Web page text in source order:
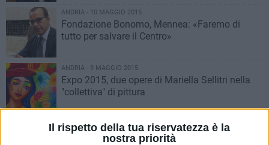
Il rispetto della tua riservatezza è la
nostra priorità
ANDRIA - 10 MAGGIO 2015
Fondazione Bonomo, Mennea: «Faremo di
tutto per salvare il Centro»
ANDRIA - 9 MAGGIO 2015
Expo 2015, due opere di Mariella Sellitri nella
"collettiva" di pittura
ANDRIA - 9 MAGGIO 2015
Il coraggio giovanile di mettersi in gioco,